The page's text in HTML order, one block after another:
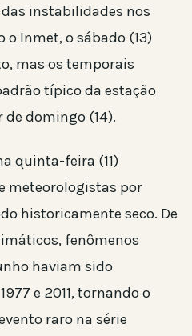
instabilidades nos
o Inmet, o sábado (13)
mas os temporais
típico da estação
domingo (14).
quinta-feira (11)
meteorologistas por
historicamente seco. De
fenômenos
haviam sido
e 2011, tornando o
raro na série